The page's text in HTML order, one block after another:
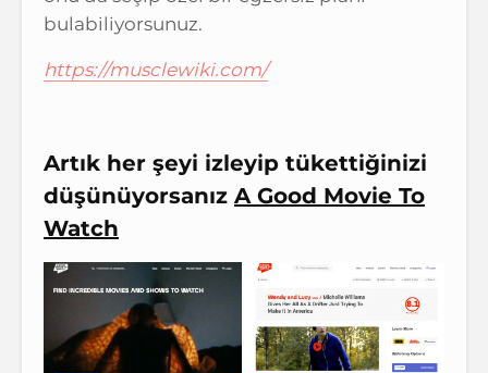
bulabiliyorsunuz.
https://musclewiki.com/
Artık her şeyi izleyip tükettiğinizi
düşünüyorsanız A Good Movie To
Watch